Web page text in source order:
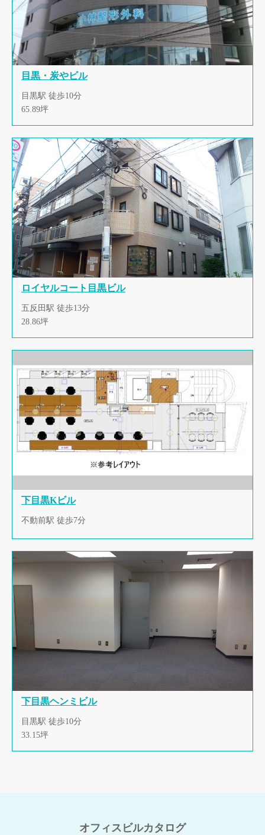
目黒・炭やビル
目黒駅 徒歩10分
65.89坪
ロイヤルコート目黒ビル
五反田駅 徒歩13分
28.86坪
下目黒Kビル
不動前駅 徒歩7分
下目黒ヘンミビル
目黒駅 徒歩10分
33.15坪
オフィスビルカタログ